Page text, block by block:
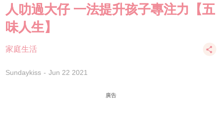
人叻過大仔 一法提升孩子專注力【五
味人生】
家庭生活
Sundaykiss Jun 22 2021
廣告